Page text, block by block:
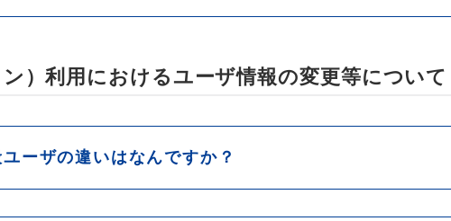
）利用におけるユーザ情報の変更等について
ーザの違いはなんですか？